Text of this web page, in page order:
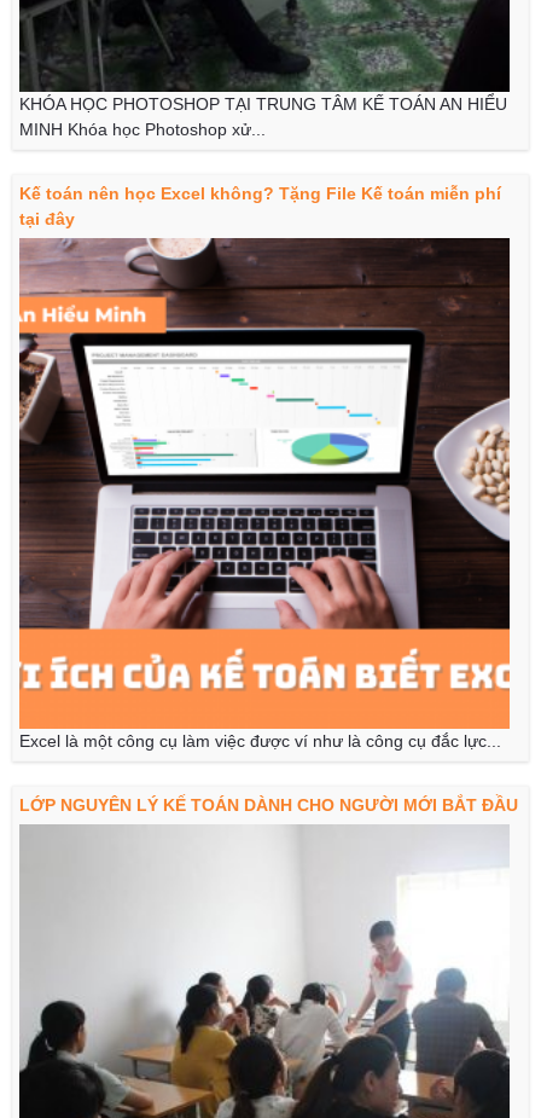
KHÓA HỌC PHOTOSHOP TẠI TRUNG TÂM KẾ TOÁN AN HIỂU
MINH Khóa học Photoshop xử...
Kế toán nên học Excel không? Tặng File Kế toán miễn phí
tại đây
Excel là một công cụ làm việc được ví như là công cụ đắc lực...
LỚP NGUYÊN LÝ KẾ TOÁN DÀNH CHO NGƯỜI MỚI BẮT ĐẦU